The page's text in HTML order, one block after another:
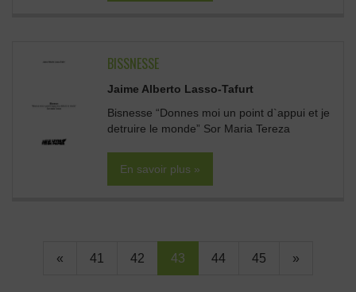
BISSNESSE
Jaime Alberto Lasso-Tafurt
Bisnesse “Donnes moi un point d`appui et je
detruire le monde” Sor Maria Tereza
En savoir plus »
« 41 42 43 44 45 »